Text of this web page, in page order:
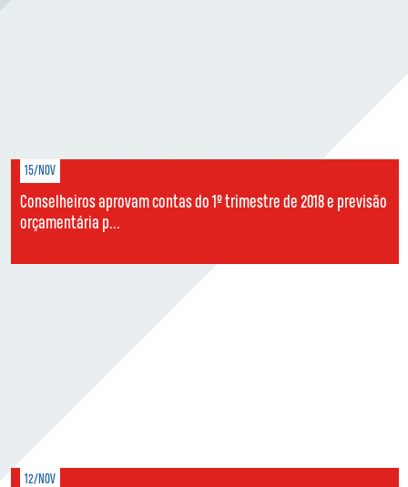
15/NOV
Conselheiros aprovam contas do 1º trimestre de 2018 e previsão
orçamentária p...
12/NOV